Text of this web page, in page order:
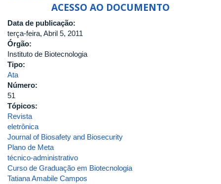
ACESSO AO DOCUMENTO
Data de publicação:
terça-feira, Abril 5, 2011
Órgão:
Instituto de Biotecnologia
Tipo:
Ata
Número:
51
Tópicos:
Revista
eletrônica
Journal of Biosafety and Biosecurity
Plano de Meta
técnico-administrativo
Curso de Graduação em Biotecnologia
Tatiana Amabile Campos